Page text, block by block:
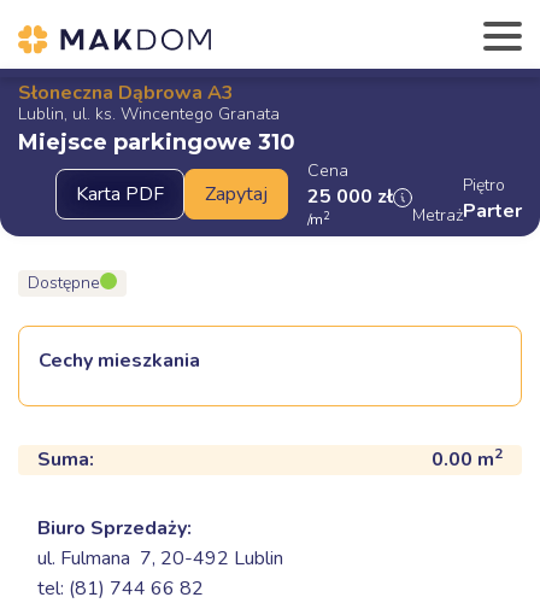
Słoneczna Dąbrowa A3
Lublin, ul. ks. Wincentego Granata
Miejsce parkingowe 310
Cena
25 000 zł
/m2 Metraż
Piętro
Parter
Dostępne
Cechy mieszkania
Suma: 0.00 m2
Biuro Sprzedaży:
ul. Fulmana 7, 20-492 Lublin
tel: (81) 744 66 82